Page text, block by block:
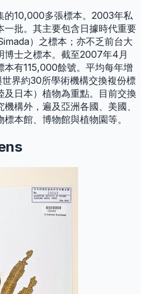
的10,000多張標本。2003年私
一批。其主要包含日據時代重要
）之標本；亦不乏前台大
博士之標本。截至2007年4月
有115,000餘號。平均每年增
界約30所學術機構交換複份標
日本）植物為重點。目前交換
構外，遍及亞洲各國、美國、
本館、博物館與植物園等。